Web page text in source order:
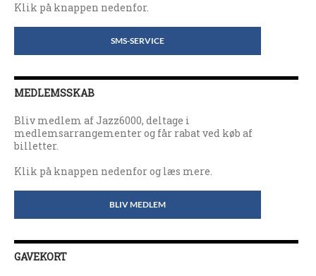
Klik på knappen nedenfor.
SMS-SERVICE
MEDLEMSSKAB
Bliv medlem af Jazz6000, deltage i
medlemsarrangementer og får rabat ved køb af
billetter.
Klik på knappen nedenfor og læs mere.
BLIV MEDLEM
GAVEKORT